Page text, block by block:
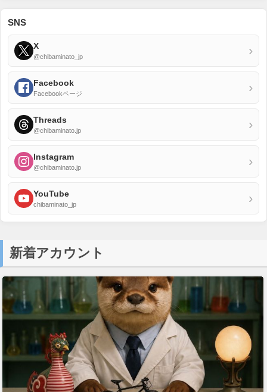
SNS
X
@chibaminato_jp ›
Facebook
Facebookページ ›
Threads
@chibaminato.jp ›
Instagram
@chibaminato.jp ›
YouTube
chibaminato_jp ›
新着アカウント